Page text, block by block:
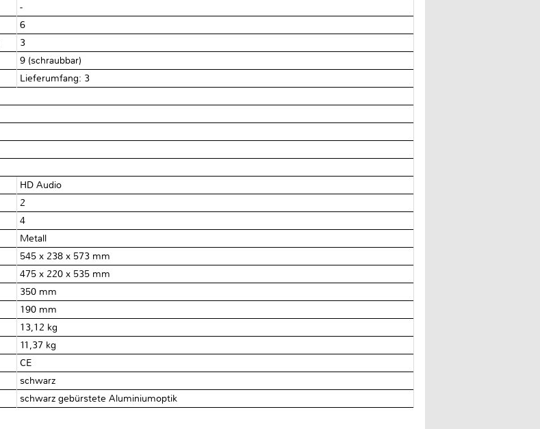
-
6
3
9 (schraubbar)
Lieferumfang: 3
HD Audio
2
4
Metall
545 x 238 x 573 mm
475 x 220 x 535 mm
350 mm
190 mm
13,12 kg
11,37 kg
CE
schwarz
schwarz gebürstete Aluminiumoptik